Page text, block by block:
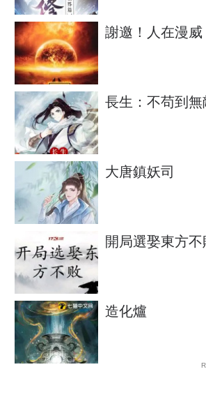
謝邀！人在漫威
長生：不苟到
大唐鎮妖司
開局選娶東方不
造化爐